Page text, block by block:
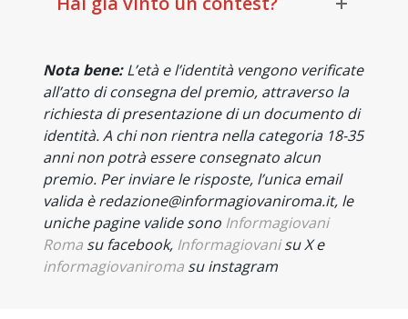
Nota bene:L’età e l’identità vengono verificate
all’atto di consegna del premio, attraverso la
richiesta di presentazione di un documento di
identità. A chi non rientra nella categoria 18-35
anni non potrà essere consegnato alcun
premio. Per inviare le risposte, l’unica email
valida è redazione@informagiovaniroma.it, le
uniche pagine valide sono Informagiovani
Romasufacebook, Informagiovanisu X e
informagiovaniromasu instagram